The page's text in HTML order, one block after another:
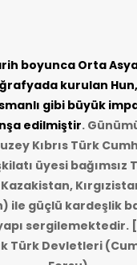
boyunca Orta
kurulan
gibi büyük
edilmiştir.
Kıbrıs Türk
üyesi bağımsız
ile güçlü kardeşlik
sergilemektedir. [
Türk Devletleri